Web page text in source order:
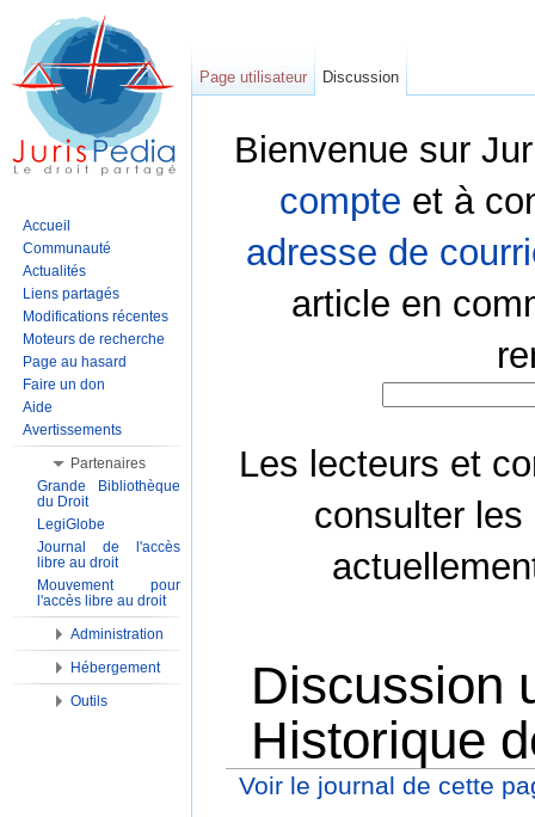
Bienvenue sur
compte et à
adresse de
article en
Les lecteurs et
consulter les
Discussion
Historique
Voir le journal de cette
Page utilisateur Discussion
Accueil
Communauté
Actualités
Liens partagés
Modifications récentes
Moteurs de recherche
Page au hasard
Faire un don
Aide
Avertissements
Partenaires
Grande Bibliothèque
du Droit
LegiGlobe
Journal de l'accès
libre au droit
Mouvement pour
l'accès libre au droit
Administration
Hébergement
Outils